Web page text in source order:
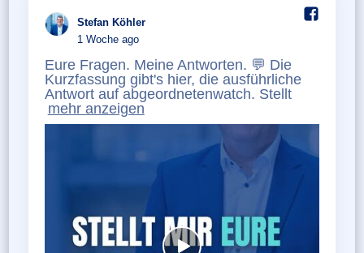
Stefan Köhler️
1 Woche ago
Eure Fragen. Meine Antworten. 💬 Die
Kurzfassung gibt's hier, die ausführliche
Antwort auf abgeordnetenwatch. Stellt
mehr anzeigen